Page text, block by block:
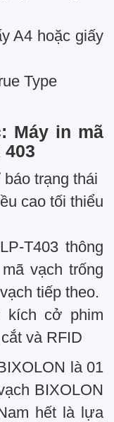
A4 hoặc giấy
Type
Máy in mã
403
trạng thái
cao tối thiểu
T403 thông
vạch trống
tiếp theo.
kích cở phim
và RFID
là 01
BIXOLON
hết là lựa